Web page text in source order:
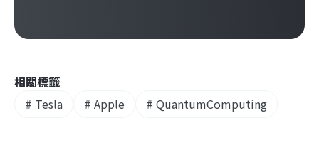
相關標籤
# Tesla # Apple # QuantumComputing